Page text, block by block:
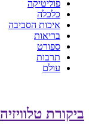
פוליטיקה
כלכלה
איכות הסביבה
בריאות
ספורט
תרבות
עולם
ביקורת טלוויזיה